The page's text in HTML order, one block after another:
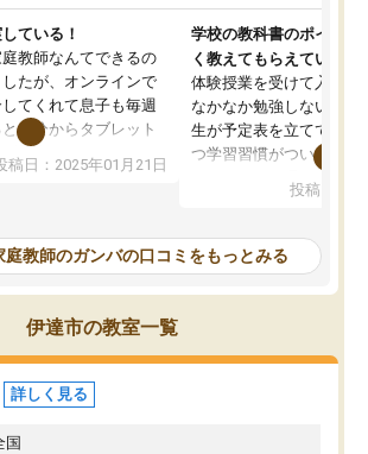
ている！
教師なんてできるの
たが、オンラインで
てくれて息子も毎週
自分からタブレット
繋げるようになりまし
もOKなのもとても気
た今では平均点以上の
ました！あと1年受験ま
週末教室を使用しな
しいと思います！
稿日：2025年01月21日
学校の教科書のポイント
く教えてもらえている
体験授業を受けて入塾し
なかなか勉強しない息子
生が予定表を立ててくれ
つ学習習慣がついてきま
指導が無い日も予定表
問できるのでとても助か
投稿日：
庭教師のガンバの口コミをもっとみる
伊達市の教室一覧
詳しく見る
国